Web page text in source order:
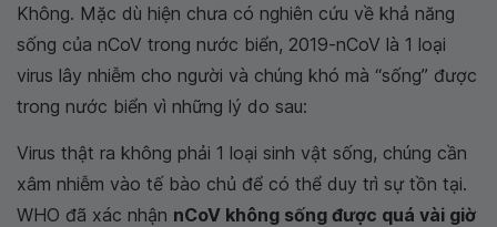
Không. Mặc dù hiện chưa có nghiên cứu về khả năng
sống của nCoV trong nước biển, 2019-nCoV là 1 loại
virus lây nhiễm cho người và chúng khó mà “sống” được
trong nước biển vì những lý do sau:
Virus thật ra không phải 1 loại sinh vật sống, chúng cần
xâm nhiễm vào tế bào chủ để có thể duy trì sự tồn tại.
WHO đã xác nhận nCoV không sống được quá vài giờ